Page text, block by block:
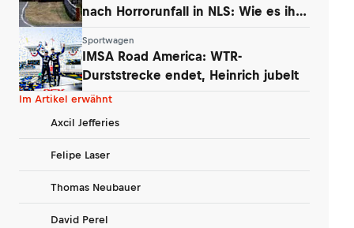
nach Horrorunfall in NLS: Wie es ihm
Sportwagen
IMSA Road America: WTR-
Durststrecke endet, Heinrich jubelt
Im Artikel erwähnt
Axcil Jefferies
Felipe Laser
Thomas Neubauer
David Perel